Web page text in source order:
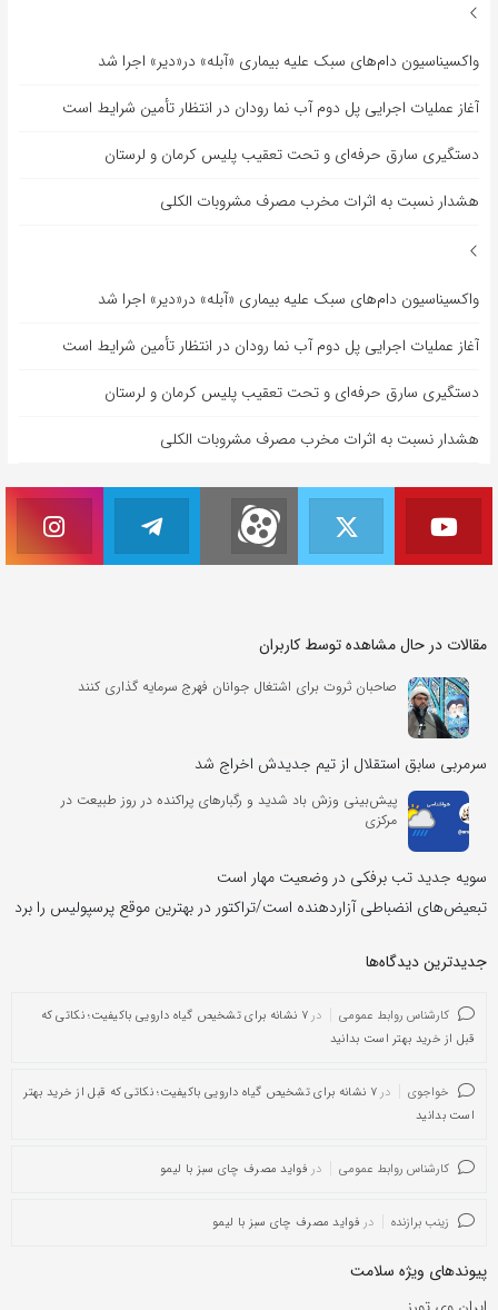
واکسیناسیون دام‌های سبک علیه بیماری «آبله» در«دیر» اجرا شد
آغاز عملیات اجرایی پل دوم آب نما رودان در انتظار تأمین شرایط است
دستگیری سارق حرفه‌ای و تحت تعقیب پلیس کرمان و لرستان
هشدار نسبت به اثرات مخرب مصرف مشروبات الکلی
واکسیناسیون دام‌های سبک علیه بیماری «آبله» در«دیر» اجرا شد
آغاز عملیات اجرایی پل دوم آب نما رودان در انتظار تأمین شرایط است
دستگیری سارق حرفه‌ای و تحت تعقیب پلیس کرمان و لرستان
هشدار نسبت به اثرات مخرب مصرف مشروبات الکلی
مقالات در حال مشاهده توسط کاربران
صاحبان ثروت برای اشتغال جوانان فهرج سرمایه گذاری کنند
سرمربی سابق استقلال از تیم جدیدش اخراج شد
پیش‌بینی وزش باد شدید و رگبارهای پراکنده در روز طبیعت در
مرکزی
سویه جدید تب برفکی در وضعیت مهار است
تبعیض‌های انضباطی آزاردهنده است/تراکتور در بهترین موقع پرسپولیس را برد
جدیدترین دیدگاه‌‌ها
کارشناس روابط عمومی در
۷ نشانه برای تشخیص گیاه دارویی باکیفیت؛ نکاتی که
قبل از خرید بهتر است بدانید
خواجوی در
۷ نشانه برای تشخیص گیاه دارویی باکیفیت؛ نکاتی که قبل از خرید بهتر
است بدانید
کارشناس روابط عمومی در فواید مصرف چای سبز با لیمو
زینب برازنده در فواید مصرف چای سبز با لیمو
پیوندهای ویژه سلامت